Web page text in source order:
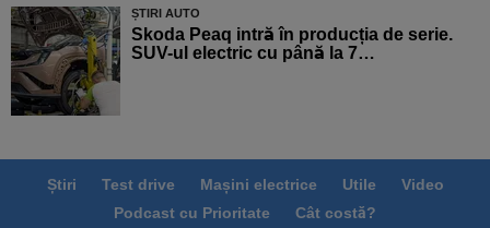
ȘTIRI AUTO
Skoda Peaq intră în producția de serie.
SUV-ul electric cu până la 7…
Știri Test drive Mașini electrice Utile
Video
Podcast cu Prioritate
Cât costă?